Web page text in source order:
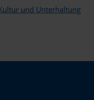
Wirtschaft und Industrie
und Unterhaltung